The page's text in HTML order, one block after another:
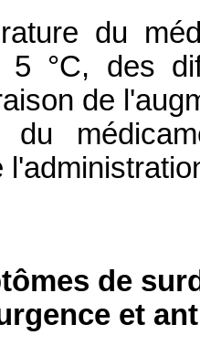
du
°C, des
de
du
de
et